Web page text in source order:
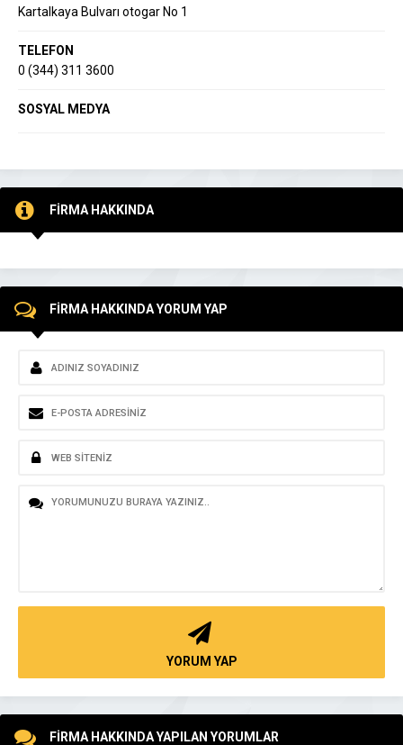
Kartalkaya Bulvarı otogar No 1
TELEFON
0 (344) 311 3600
SOSYAL MEDYA
FİRMA HAKKINDA
FİRMA HAKKINDA YORUM YAP
YORUM YAP
FİRMA HAKKINDA YAPILAN YORUMLAR